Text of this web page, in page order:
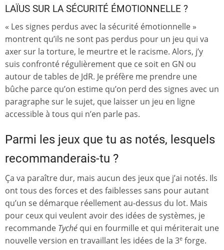
LAÏUS SUR LA SÉCURITÉ ÉMOTIONNELLE ?
« Les signes perdus avec la sécurité émotionnelle »
montrent qu’ils ne sont pas perdus pour un jeu qui va
axer sur la torture, le meurtre et le racisme. Alors, j’y
suis confronté régulièrement que ce soit en GN ou
autour de tables de JdR. Je préfère me prendre une
bûche parce qu’on estime qu’on perd des signes avec un
paragraphe sur le sujet, que laisser un jeu en ligne
accessible à tous qui n’en parle pas.
Parmi les jeux que tu as notés, lesquels
recommanderais-tu ?
Ça va paraître dur, mais aucun des jeux que j’ai notés. Ils
ont tous des forces et des faiblesses sans pour autant
qu’un se démarque réellement au-dessus du lot. Mais
pour ceux qui veulent avoir des idées de systèmes, je
recommande Tyché qui en fourmille et qui mériterait une
nouvelle version en travaillant les idées de la 3e forge.